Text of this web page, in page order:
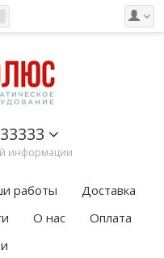
информации
работы
Доставка
О нас
Оплата